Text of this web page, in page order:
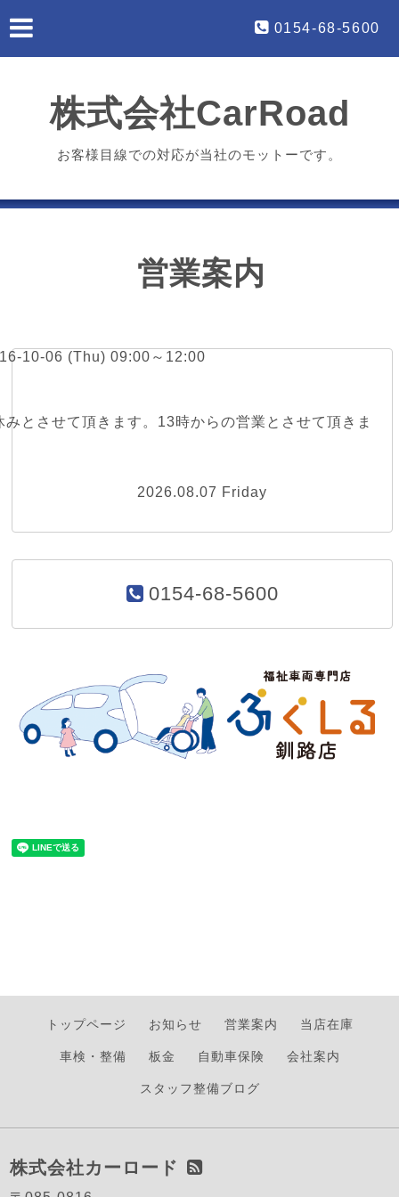
0154-68-5600
株式会社CarRoad
お客様目線での対応が当社のモットーです。
営業案内
10-06 (Thu) 09:00～12:00
とさせて頂きます。13時からの営業とさせて頂きま
2026.08.07 Friday
0154-68-5600
トップページ お知らせ 営業案内 当店在庫
車検・整備 板金 自動車保険 会社案内
スタッフ整備ブログ
株式会社カーロード